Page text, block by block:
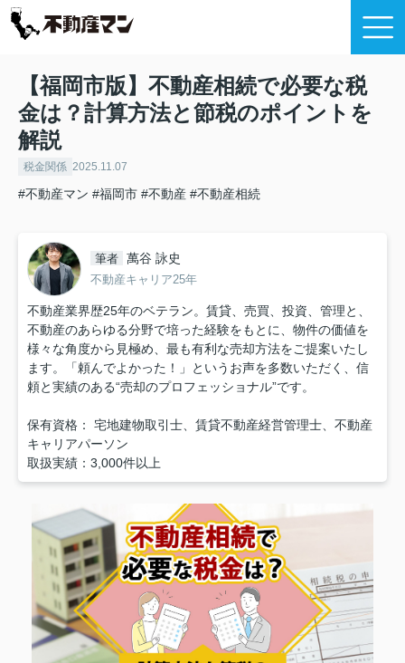
【福岡市版】不動産相続で必要な税
金は？計算方法と節税のポイントを
解説
税金関係 2025.11.07
#不動産マン #福岡市 #不動産 #不動産相続
筆者 萬谷 詠史
不動産キャリア25年
不動産業界歴25年のベテラン。賃貸、売買、投資、管理と、
不動産のあらゆる分野で培った経験をもとに、物件の価値を
様々な角度から見極め、最も有利な売却方法をご提案いたし
ます。「頼んでよかった！」というお声を多数いただく、信
頼と実績のある“売却のプロフェッショナル”です。
保有資格： 宅地建物取引士、賃貸不動産経営管理士、不動産
キャリアパーソン
取扱実績：3,000件以上